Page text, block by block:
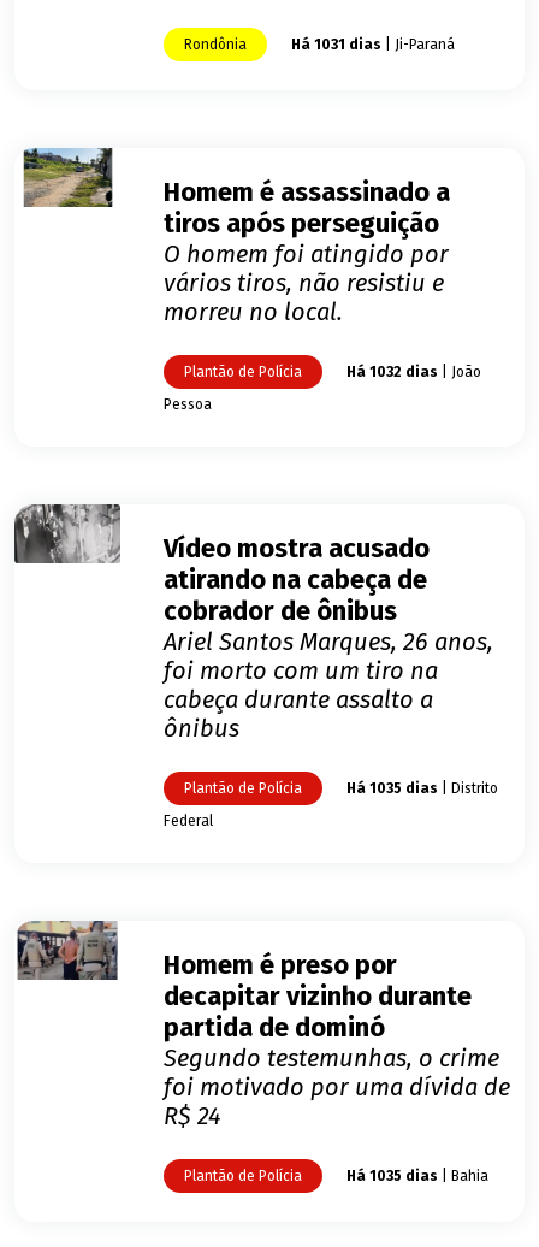
Rondônia Há 1031 dias | Ji-Paraná
Homem é assassinado a
tiros após perseguição
O homem foi atingido por
vários tiros, não resistiu e
morreu no local.
Plantão de Polícia Há 1032 dias | João
Pessoa
Vídeo mostra acusado
atirando na cabeça de
cobrador de ônibus
Ariel Santos Marques, 26 anos,
foi morto com um tiro na
cabeça durante assalto a
ônibus
Plantão de Polícia Há 1035 dias | Distrito
Federal
Homem é preso por
decapitar vizinho durante
partida de dominó
Segundo testemunhas, o crime
foi motivado por uma dívida de
R$ 24
Plantão de Polícia Há 1035 dias | Bahia